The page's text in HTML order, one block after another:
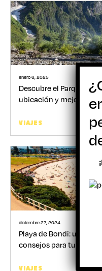
enero 6, 2025
Descubre el Parque
ubicación y mejor
VIAJES
diciembre 27, 2024
Playa de Bondi:
consejos para tu visita
VIAJES